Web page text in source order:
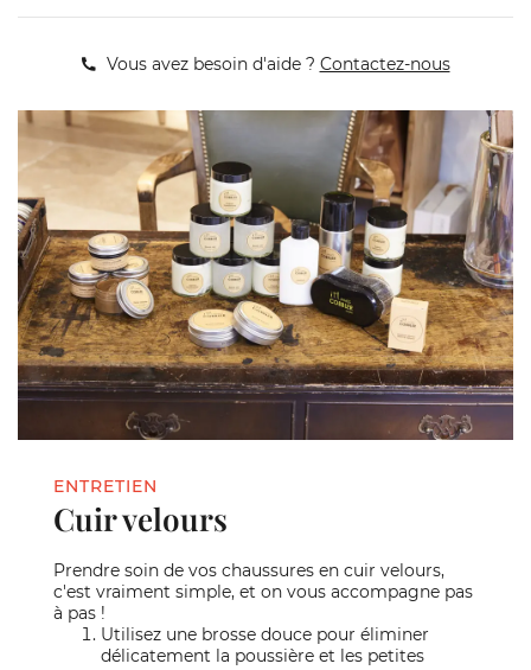
Vous avez besoin d'aide ? Contactez-nous
ENTRETIEN
Cuir velours
Prendre soin de vos chaussures en cuir velours,
c'est vraiment simple, et on vous accompagne pas
à pas !
Utilisez une brosse douce pour éliminer
délicatement la poussière et les petites